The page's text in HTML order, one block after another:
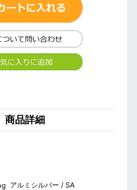
商品詳細
アルミシルバー / SA